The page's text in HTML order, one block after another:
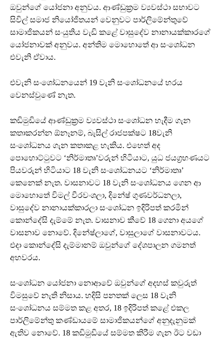
ඔවුන්ගේ යෝජනා අනුවය. ආණ්ඩුක්‍රම ව්‍යවස්ථා සභාවට
සිවිල් සමාජ නියෝජිතයන් වෙනුවට පාර්ලිමේන්තුවේ
සාමාජිකයන් සංයුතිය වැඩි කළේ වාසුදේව නානායක්කාරගේ
යෝජනාවක් අනුවය. අන්තිම මොහොතේ ආ සංශෝධන
එවැනි ඒවාය.
එවැනි සංශෝධනයෙන් 19 වැනි සංශෝධනයේ හරය
වෙනස්වුණේ නැත.
කඩිමුඩියේ ආණ්ඩුක්‍රම ව්‍යවස්ථා සංශෝධන හැදීම ගැන
කතාකරන්න ඕනෑනම්, බැසිල් රාජපක්ෂට 18වැනි
සංශෝධනය ගැන කතාකළ හැකිය. එහෙත් අද
පොහොට්ටුවට ‘නිර්මාතෘ’වරුන් හිටියාට, යුධ ජයග්‍රහණයට
පියවරුන් හිටියාට 18 වැනි සංශෝධනයට ‘නිර්මාතෘ’
කෙනෙක් නැත. වාසනාවට 18 වැනි සංශෝධනය ගෙන ආ
මොහොතේ විමල් වීරවංශලා, දිනේෂ් ගුණවර්ධනලා,
වාසුදේව නානායක්කාරලා සංශෝධන ඉදිරිපත් කරමින්
කොන්දේසි දැම්මේ නැත. වාසනාව කීවේ 18 ගෙනා අයගේ
වාසනාව නොවේ. දිනේෂ්ලාගේ, වාසුලාගේ වාසනාවටය.
එදා කොන්දේසි දැම්මානම් ඔවුන්ගේ දේශපාලන ගමනත්
අහවරය.
සංශෝධන යෝජනා නොආවේ ඔවුන්ගේ අදහස් කවුරුත්
විමසුවේ නැති නිසාය. හදිසි පනතක් ලෙස 18 වැනි
සංශෝධනය සම්මත කළ අතර, 18 ඉදිරිපත් කළේ එකල
පාර්ලිමේන්තු කණ්ඩායමේ සාමාජිකයන්ගේ අනුදැනුමක්
ඇතිව නොවේ. 18 කඩිමුඩියේ සම්මත කිරීම ගැන ඊට වඩා